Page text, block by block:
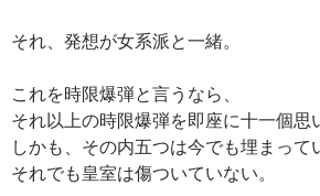
それ、発想が女系派と一緒。
これを時限爆弾と言うなら、
それ以上の時限爆弾を即座に十一個思
しかも、その内五つは今でも埋まって
それでも皇室は傷ついていない。